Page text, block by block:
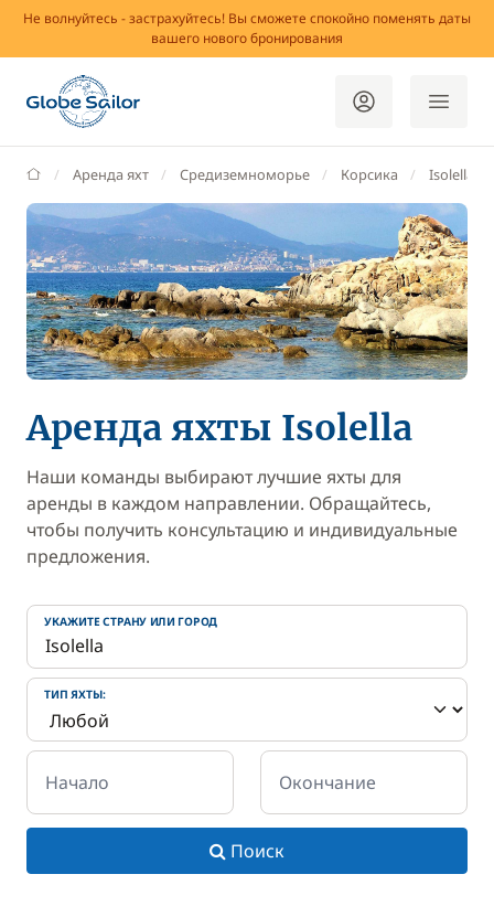
Не волнуйтесь - застрахуйтесь! Вы сможете спокойно поменять даты
вашего нового бронирования
GlobeSailor
Аренда яхт Средиземноморье Корсика Isolella
Аренда яхты Isolella
Наши команды выбирают лучшие яхты для
аренды в каждом направлении. Обращайтесь,
чтобы получить консультацию и индивидуальные
предложения.
УКАЖИТЕ СТРАНУ ИЛИ ГОРОД
ТИП ЯХТЫ:
Начало Окончание
Поиск